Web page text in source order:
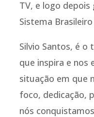
TV, e logo depois
Sistema
Silvio Santos, é o
que inspira e nos
situação em que
foco, dedicação,
nós